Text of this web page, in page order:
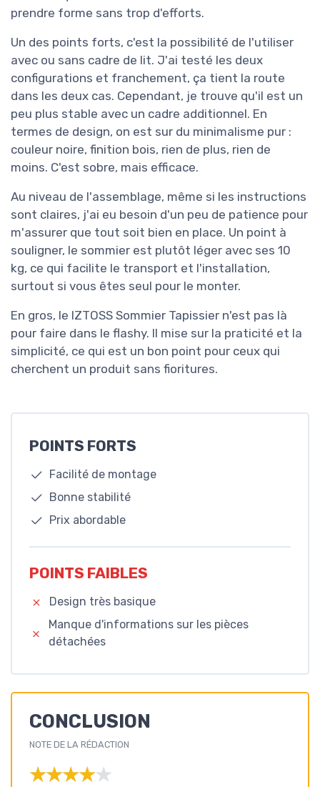
prendre forme sans trop d'efforts.
Un des points forts, c'est la possibilité de l'utiliser
avec ou sans cadre de lit. J'ai testé les deux
configurations et franchement, ça tient la route
dans les deux cas. Cependant, je trouve qu'il est un
peu plus stable avec un cadre additionnel. En
termes de design, on est sur du minimalisme pur :
couleur noire, finition bois, rien de plus, rien de
moins. C'est sobre, mais efficace.
Au niveau de l'assemblage, même si les instructions
sont claires, j'ai eu besoin d'un peu de patience pour
m'assurer que tout soit bien en place. Un point à
souligner, le sommier est plutôt léger avec ses 10
kg, ce qui facilite le transport et l'installation,
surtout si vous êtes seul pour le monter.
En gros, le IZTOSS Sommier Tapissier n'est pas là
pour faire dans le flashy. Il mise sur la praticité et la
simplicité, ce qui est un bon point pour ceux qui
cherchent un produit sans fioritures.
POINTS FORTS
Facilité de montage
Bonne stabilité
Prix abordable
POINTS FAIBLES
Design très basique
Manque d'informations sur les pièces
détachées
CONCLUSION
NOTE DE LA RÉDACTION
★★★★★
★★★★★